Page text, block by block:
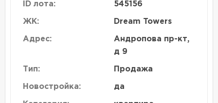
ID лота: 545156
ЖК: Dream Towers
Адрес:
Андропова пр-кт,
д 9
Тип: Продажа
Новостройка: да